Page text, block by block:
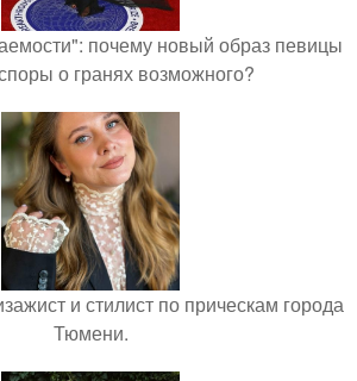
почему новый образ певицы
о гранях возможного?
и стилист по прическам города
Тюмени.